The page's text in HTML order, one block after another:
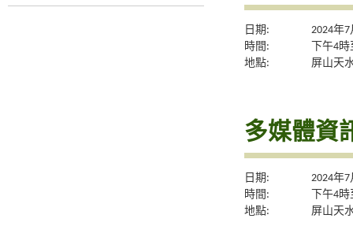
日期:
2024年
時間:
下午4
地點:
屏山天
多媒體資
日期:
2024年
時間:
下午4
地點:
屏山天